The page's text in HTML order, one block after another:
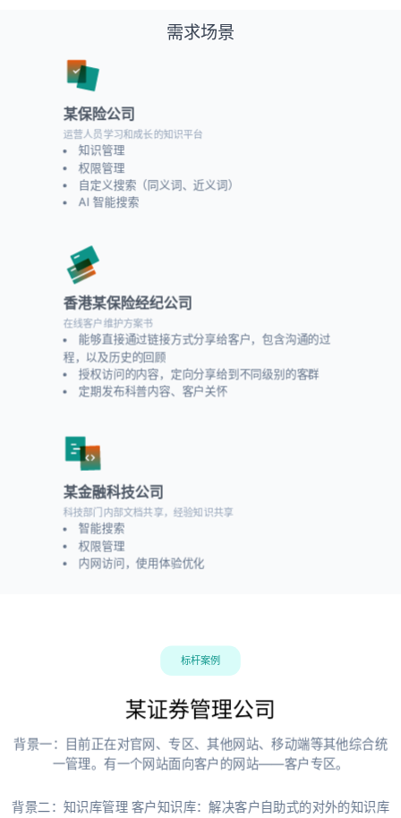
需求场景
某保险公司
运营人员学习和成长的知识平台
知识管理
权限管理
自定义搜索（同义词、近义词）
AI 智能搜索
香港某保险经纪公司
在线客户维护方案书
能够直接通过链接方式分享给客户，包含沟通的过
程，以及历史的回顾
授权访问的内容，定向分享给到不同级别的客群
定期发布科普内容、客户关怀
某金融科技公司
科技部门内部文档共享，经验知识共享
智能搜索
权限管理
内网访问，使用体验优化
标杆案例
某证券管理公司
背景一：目前正在对官网、专区、其他网站、移动端等其他综合统
一管理。有一个网站面向客户的网站——客户专区。
背景二：知识库管理 客户知识库：解决客户自助式的对外的知识库